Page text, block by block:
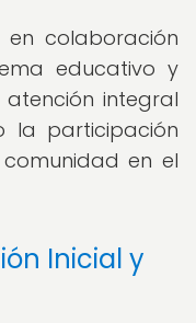
en colaboración
educativo y
integral
la participación
en el
Inicial y